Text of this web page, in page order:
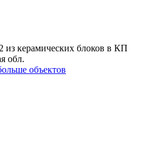
керамических блоков в КП
обл.
объектов